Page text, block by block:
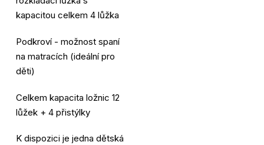
kapacitou celkem 4 lůžka
Podkroví - možnost spaní
na matracích (ideální pro
děti)
Celkem kapacita ložnic 12
lůžek + 4 přistýlky
K dispozici je jedna dětská